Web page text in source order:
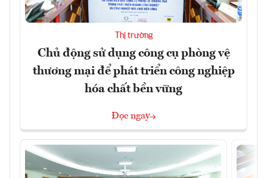
Thị trường
Chủ động sử dụng công cụ phòng vệ
thương mại để phát triển công nghiệp
hóa chất bền vững
Đọc ngay